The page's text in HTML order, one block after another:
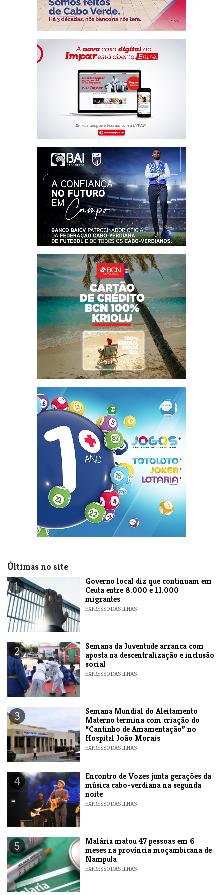
Últimas no site
1
​Governo local diz que continuam em
Ceuta entre 8.000 e 11.000
migrantes
EXPRESSO DAS ILHAS
2
Semana da Juventude arranca com
aposta na descentralização e inclusão
social
EXPRESSO DAS ILHAS
3
Semana Mundial do Aleitamento
Materno termina com criação do
“Cantinho de Amamentação” no
Hospital João Morais
EXPRESSO DAS ILHAS
4
Encontro de Vozes junta gerações da
música cabo-verdiana na segunda
noite
EXPRESSO DAS ILHAS
5
​Malária matou 47 pessoas em 6
meses na província moçambicana de
Nampula
EXPRESSO DAS ILHAS